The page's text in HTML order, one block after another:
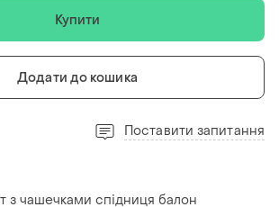
Купити
Додати до кошика
Поставити запитання
з чашечками спідниця балон